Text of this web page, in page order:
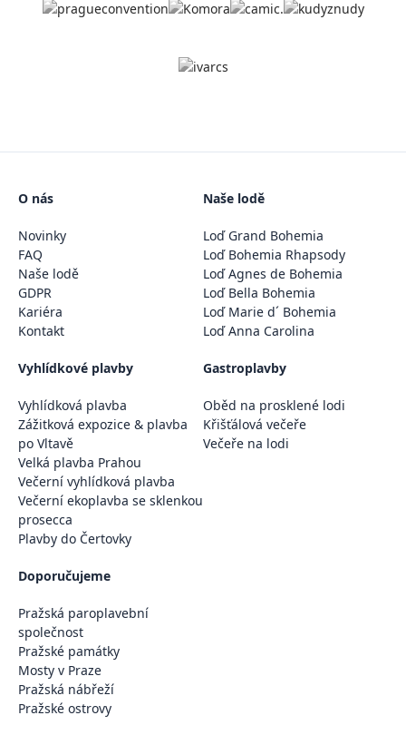
O nás
Novinky
FAQ
Naše lodě
GDPR
Kariéra
Kontakt
Naše lodě
Loď Grand Bohemia
Loď Bohemia Rhapsody
Loď Agnes de Bohemia
Loď Bella Bohemia
Loď Marie d´ Bohemia
Loď Anna Carolina
Vyhlídkové plavby
Vyhlídková plavba
Zážitková expozice & plavba
po Vltavě
Velká plavba Prahou
Večerní vyhlídková plavba
Večerní ekoplavba se sklenkou
prosecca
Plavby do Čertovky
Gastroplavby
Oběd na prosklené lodi
Křišťálová večeře
Večeře na lodi
Doporučujeme
Pražská paroplavební
společnost
Pražské památky
Mosty v Praze
Pražská nábřeží
Pražské ostrovy